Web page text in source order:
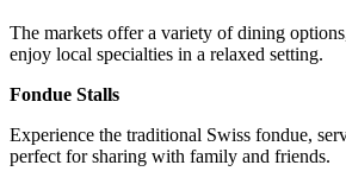
The markets offer a variety of dining
enjoy local specialties in a relaxed setting.
Fondue Stalls
Experience the traditional Swiss fondue,
perfect for sharing with family and friends.